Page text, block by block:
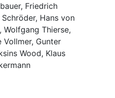
Friedrich
Hans von
Wolfgang Thierse,
Vollmer, Gunter
Wood, Klaus